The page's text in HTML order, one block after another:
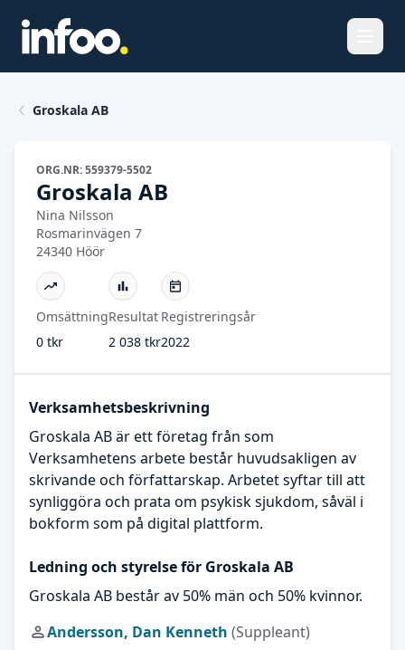
Groskala AB
ORG.NR: 559379-5502
Groskala AB
Nina Nilsson
Rosmarinvägen 7
24340 Höör
Omsättning
0 tkr
Resultat
2 038 tkr
Registreringsår
2022
Verksamhetsbeskrivning
Groskala AB är ett företag från som
Verksamhetens arbete består huvudsakligen av
skrivande och författarskap. Arbetet syftar till att
synliggöra och prata om psykisk sjukdom, såväl i
bokform som på digital plattform.
Ledning och styrelse för Groskala AB
Groskala AB består av 50% män och 50% kvinnor.
Andersson, Dan Kenneth (Suppleant)